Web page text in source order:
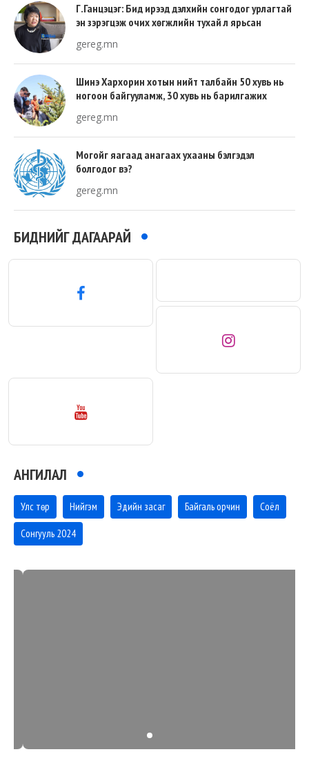
Г.Ганцэцэг: Бид ирээд дэлхийн сонгодог урлагтай
эн зэрэгцэж очих хөгжлийн тухай л ярьсан
gereg.mn
Шинэ Хархорин хотын нийт талбайн 50 хувь нь
ногоон байгууламж, 30 хувь нь барилгажих
gereg.mn
Могойг яагаад анагаах ухааны бэлгэдэл
болгодог вэ?
gereg.mn
БИДНИЙГ ДАГААРАЙ
АНГИЛАЛ
Улс төр Нийгэм Эдийн засаг Байгаль орчин Соёл
Сонгууль 2024